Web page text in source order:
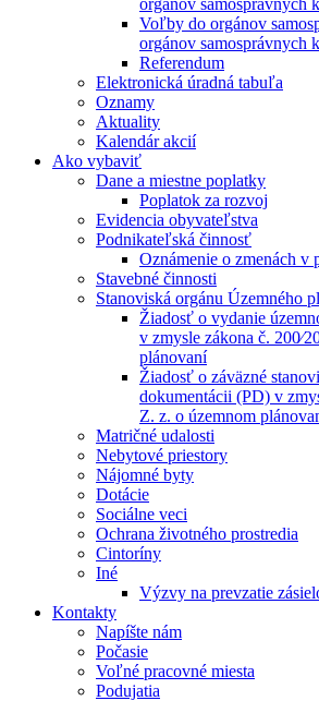
orgánov samosprávnych
Voľby do orgánov
orgánov samosprávnych
Referendum
Elektronická úradná tabuľa
Oznamy
Aktuality
Kalendár akcií
Ako vybaviť
Dane a miestne poplatky
Poplatok za rozvoj
Evidencia obyvateľstva
Podnikateľská činnosť
Oznámenie o zmenách v
Stavebné činnosti
Stanoviská orgánu Územného
Žiadosť o vydanie
v zmysle zákona č.
plánovaní
Žiadosť o záväzné
dokumentácii (PD) v
Z. z. o územnom
Matričné udalosti
Nebytové priestory
Nájomné byty
Dotácie
Sociálne veci
Ochrana životného prostredia
Cintoríny
Iné
Výzvy na prevzatie
Kontakty
Napíšte nám
Počasie
Voľné pracovné miesta
Podujatia